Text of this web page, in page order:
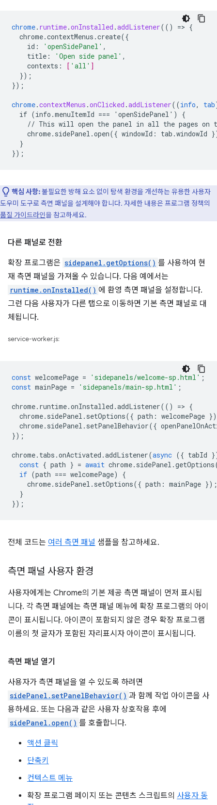
chrome. runtime.onInstalled .addListener(() => {
chrome.contextMenus.create({
id : 'openSidePanel' ,
title : 'Open side panel' ,
contexts : [ 'all' ]
});
});
chrome.contextMenus .onClicked .addListener((info, tab
if (info.menuItemId === 'openSidePanel')
{
// This will open the panel in all the pages on
chrome.sidePanel.open({ windowId : tab .windowId }
}
});
핵심 사항:불필요한 방해 요소 없이 탐색 환경을 개선하는 유용한 사용자
도우미 도구로 측면 패널을 설계해야 합니다. 자세한 내용은 프로그램 정책의
품질 가이드라인을 참고하세요.
다른 패널로 전환
확장 프로그램은 sidepanel.getOptions() 를 사용하여 현
재 측면 패널을 가져올 수 있습니다. 다음 예에서는
runtime.onInstalled() 에 환영 측면 패널을 설정합니다.
그런 다음 사용자가 다른 탭으로 이동하면 기본 측면 패널로 대
체됩니다.
service-worker.js:
const welcomePage = 'sidepanels/welcome-sp.html' ;
const mainPage = 'sidepanels/main-sp.html' ;
chrome. runtime.onInstalled .addListener(() => {
chrome. sidePanel . setOptions({ path : welcomePage
chrome. sidePanel . setPanelBehavior({
});
chrome. tabs .onActivated .addListener(async ({ tabId
const { path } = await chrome. sidePanel .getOptions
if (path === welcomePage)
{
chrome. sidePanel . setOptions({ path : mainPage });
}
});
전체 코드는 여러 측면 패널 샘플을 참고하세요.
측면 패널 사용자 환경
사용자에게는 Chrome의 기본 제공 측면 패널이 먼저 표시됩
니다. 각 측면 패널에는 측면 패널 메뉴에 확장 프로그램의 아이
콘이 표시됩니다. 아이콘이 포함되지 않은 경우 확장 프로그램
이름의 첫 글자가 포함된 자리표시자 아이콘이 표시됩니다.
측면 패널 열기
사용자가 측면 패널을 열 수 있도록 하려면
sidePanel.setPanelBehavior() 과 함께 작업 아이콘을 사
용하세요. 또는 다음과 같은 사용자 상호작용 후에
sidePanel.open() 를 호출합니다.
액션 클릭
단축키
컨텍스트 메뉴
확장 프로그램 페이지 또는 콘텐츠 스크립트의 사용자 동